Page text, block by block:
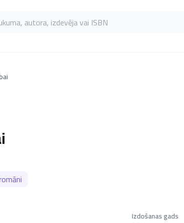
autora, izdevēja vai ISBN
Izdošanas gads